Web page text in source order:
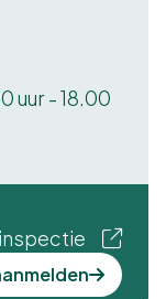
uur - 18.00